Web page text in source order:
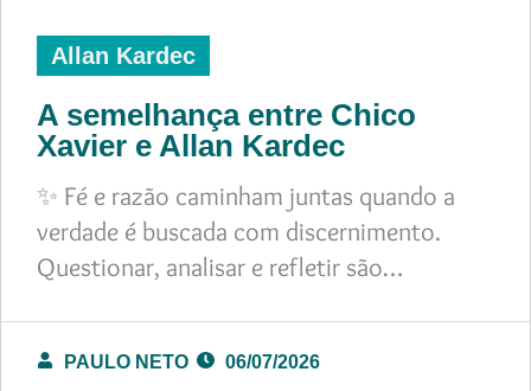
Allan Kardec
A semelhança entre Chico
Xavier e Allan Kardec
✨ Fé e razão caminham juntas quando a
verdade é buscada com discernimento.
Questionar, analisar e refletir são…
PAULO NETO 06/07/2026